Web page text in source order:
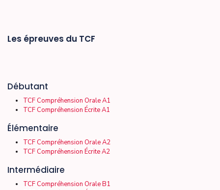
Les épreuves du TCF
Débutant
TCF Compréhension Orale A1
TCF Compréhension Écrite A1
Élémentaire
TCF Compréhension Orale A2
TCF Compréhension Écrite A2
Intermédiaire
TCF Compréhension Orale B1